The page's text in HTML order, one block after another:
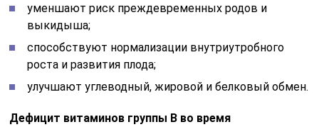
уменшают риск преждевременных родов и
выкидыша;
способствуют нормализации внутриутробного
роста и развития плода;
улучшают углеводный, жировой и белковый обмен.
Дефицит витаминов группы В во время